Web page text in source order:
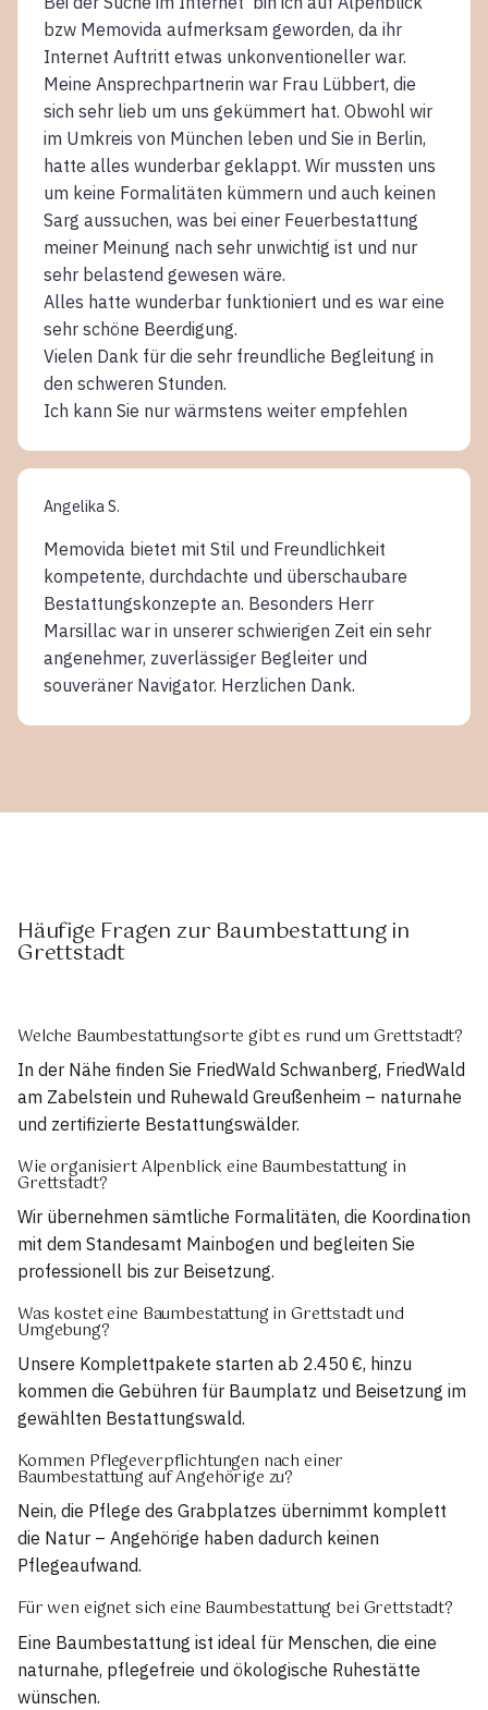
bzw Memovida aufmerksam geworden, da ihr
Internet Auftritt etwas unkonventioneller war.
Meine Ansprechpartnerin war Frau Lübbert, die
sich sehr lieb um uns gekümmert hat. Obwohl wir
im Umkreis von München leben und Sie in Berlin,
hatte alles wunderbar geklappt. Wir mussten uns
um keine Formalitäten kümmern und auch keinen
Sarg aussuchen, was bei einer Feuerbestattung
meiner Meinung nach sehr unwichtig ist und nur
sehr belastend gewesen wäre.
Alles hatte wunderbar funktioniert und es war eine
sehr schöne Beerdigung.
Vielen Dank für die sehr freundliche Begleitung in
den schweren Stunden.
Ich kann Sie nur wärmstens weiter empfehlen
Angelika S.
Memovida bietet mit Stil und Freundlichkeit
kompetente, durchdachte und überschaubare
Bestattungskonzepte an. Besonders Herr
Marsillac war in unserer schwierigen Zeit ein sehr
angenehmer, zuverlässiger Begleiter und
souveräner Navigator. Herzlichen Dank.
Häufige Fragen zur Baumbestattung in
Grettstadt
Welche Baumbestattungsorte gibt es rund um Grettstadt?
In der Nähe finden Sie FriedWald Schwanberg, FriedWald
am Zabelstein und Ruhewald Greußenheim – naturnahe
und zertifizierte Bestattungswälder.
Wie organisiert Alpenblick eine Baumbestattung in
Grettstadt?
Wir übernehmen sämtliche Formalitäten, die Koordination
mit dem Standesamt Mainbogen und begleiten Sie
professionell bis zur Beisetzung.
Was kostet eine Baumbestattung in Grettstadt und
Umgebung?
Unsere Komplettpakete starten ab 2.450 €, hinzu
kommen die Gebühren für Baumplatz und Beisetzung im
gewählten Bestattungswald.
Kommen Pflegeverpflichtungen nach einer
Baumbestattung auf Angehörige zu?
Nein, die Pflege des Grabplatzes übernimmt komplett
die Natur – Angehörige haben dadurch keinen
Pflegeaufwand.
Für wen eignet sich eine Baumbestattung bei Grettstadt?
Eine Baumbestattung ist ideal für Menschen, die eine
naturnahe, pflegefreie und ökologische Ruhestätte
wünschen.